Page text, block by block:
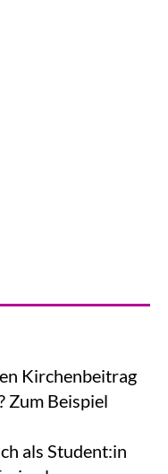
Kirchenbeitrag
Zum Beispiel
als Student:in